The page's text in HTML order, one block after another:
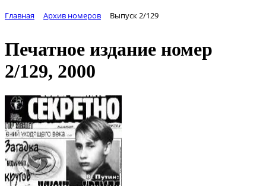
Главная Архив номеров Выпуск 2/129
Печатное издание номер
2/129, 2000